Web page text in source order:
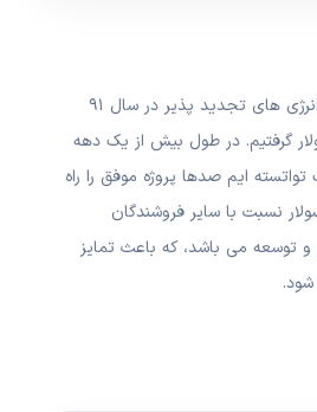
با افزایش روزافزون استفاده از انرژی های تجدید پذیر در سال ۹۱
گرفتیم. در طول بیش از یک دهه
ایم صدها پروژه موفق را راه
نسبت با سایر فروشندگان
توسعه می باشد، که باعث تمایز